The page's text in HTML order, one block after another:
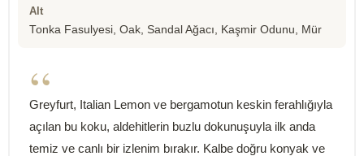
Alt
Tonka Fasulyesi, Oak, Sandal Ağacı, Kaşmir Odunu, Mür
“
Greyfurt, Italian Lemon ve bergamotun keskin ferahlığıyla
açılan bu koku, aldehitlerin buzlu dokunuşuyla ilk anda
temiz ve canlı bir izlenim bırakır. Kalbe doğru konyak ve